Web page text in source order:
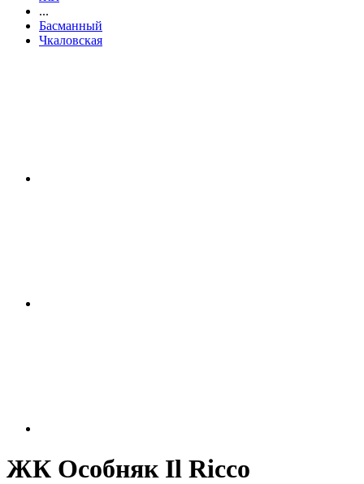
...
Басманный
Чкаловская
ЖК Особняк Il Ricco